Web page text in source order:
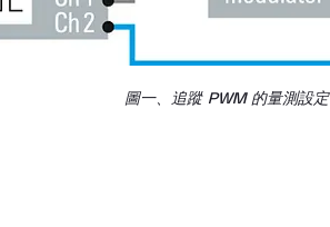
圖一、追蹤 PWM 的量測設定